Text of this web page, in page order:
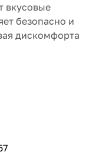
вкусовые
безопасно и
дискомфорта